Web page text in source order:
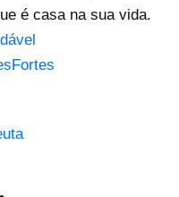
é casa na sua vida.